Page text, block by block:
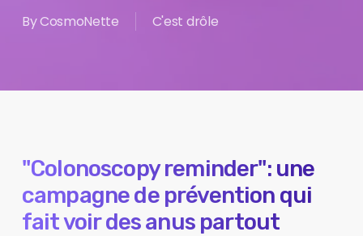
ByCosmoNette C'est drôle
"Colonoscopy reminder": une
campagne de prévention qui
fait voir des anus partout